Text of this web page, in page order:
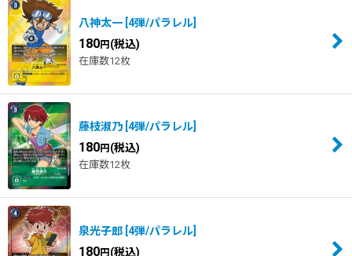
八神太一 4弾/パラレル
180円 (税込)
在庫数12枚
藤枝淑乃 4弾/パラレル
180円 (税込)
在庫数12枚
泉光子郎 4弾/パラレル
180円 (税込)